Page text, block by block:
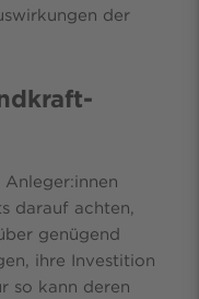
der
darauf achten,
genügend
ihre Investition
so kann deren